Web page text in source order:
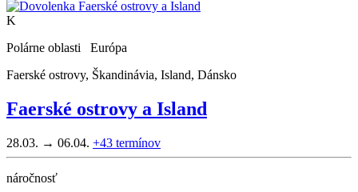
K
Polárne oblasti Európa
Faerské ostrovy, Škandinávia, Island, Dánsko
Faerské ostrovy a Island
28.03. → 06.04. +43 termínov
náročnosť